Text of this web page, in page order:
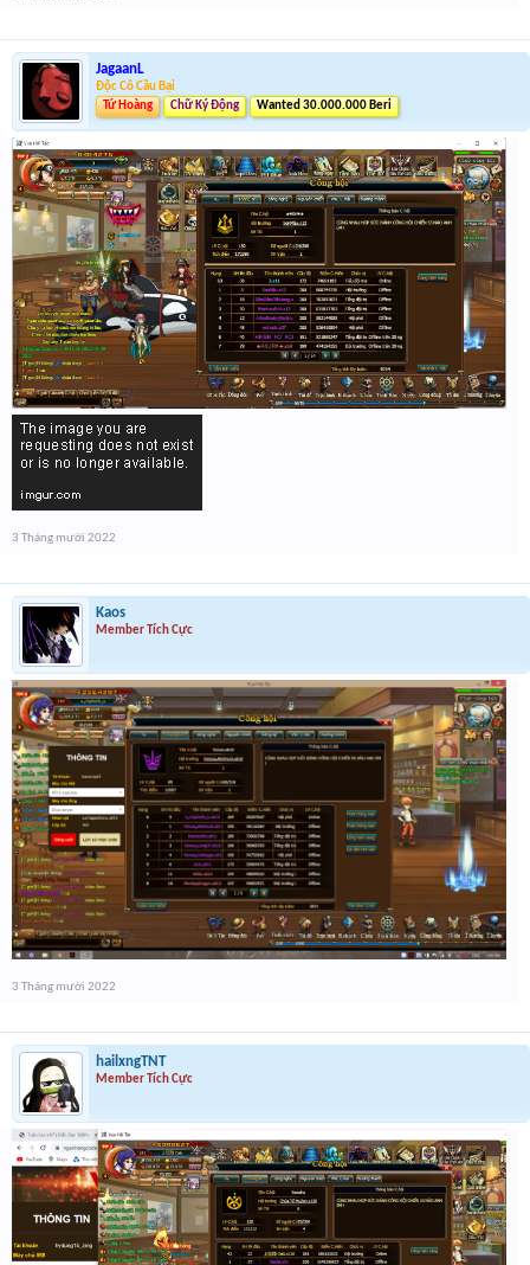
JagaanL
Độc Cô Cầu Bại
Tứ Hoàng
Chữ Ký Động Wanted 30.000.000 Beri
3 Tháng mười 2022
Kaos
Member Tích Cực
3 Tháng mười 2022
hailxngTNT
Member Tích Cực